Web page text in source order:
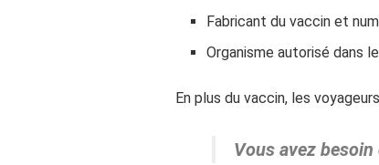
Fabricant du vaccin et
Organisme autorisé dans
En plus du vaccin, les
Vous avez besoin